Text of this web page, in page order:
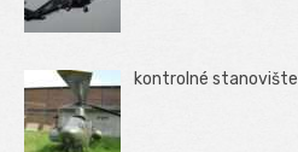
kontrolné stanovište